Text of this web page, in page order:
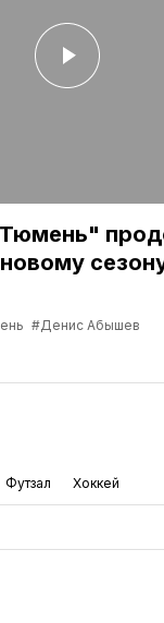
#Денис Абышев
Футзал Хоккей